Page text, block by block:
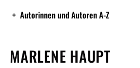
Autorinnen und Autoren A-Z
MARLENE HAUPT